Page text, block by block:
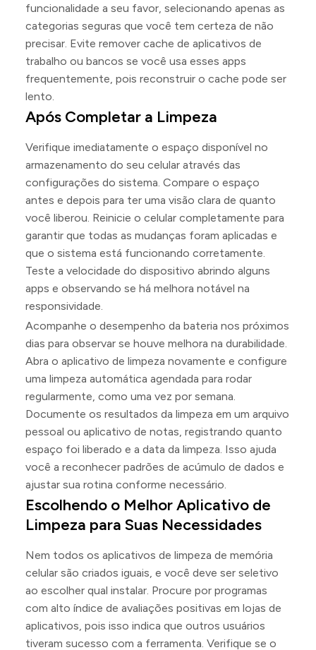
funcionalidade a seu favor, selecionando apenas as
categorias seguras que você tem certeza de não
precisar. Evite remover cache de aplicativos de
trabalho ou bancos se você usa esses apps
frequentemente, pois reconstruir o cache pode ser
lento.
Após Completar a Limpeza
Verifique imediatamente o espaço disponível no
armazenamento do seu celular através das
configurações do sistema. Compare o espaço
antes e depois para ter uma visão clara de quanto
você liberou. Reinicie o celular completamente para
garantir que todas as mudanças foram aplicadas e
que o sistema está funcionando corretamente.
Teste a velocidade do dispositivo abrindo alguns
apps e observando se há melhora notável na
responsividade.
Acompanhe o desempenho da bateria nos próximos
dias para observar se houve melhora na durabilidade.
Abra o aplicativo de limpeza novamente e configure
uma limpeza automática agendada para rodar
regularmente, como uma vez por semana.
Documente os resultados da limpeza em um arquivo
pessoal ou aplicativo de notas, registrando quanto
espaço foi liberado e a data da limpeza. Isso ajuda
você a reconhecer padrões de acúmulo de dados e
ajustar sua rotina conforme necessário.
Escolhendo o Melhor Aplicativo de
Limpeza para Suas Necessidades
Nem todos os aplicativos de limpeza de memória
celular são criados iguais, e você deve ser seletivo
ao escolher qual instalar. Procure por programas
com alto índice de avaliações positivas em lojas de
aplicativos, pois isso indica que outros usuários
tiveram sucesso com a ferramenta. Verifique se o